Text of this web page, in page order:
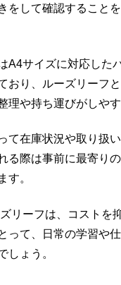
をして確認すること
A4サイズに対応した
おり、ルーズリーフ
理や持ち運びがしやす
て在庫状況や取り扱
る際は事前に最寄り
す。
リーフは、コストを
って、日常の学習や
しょう。